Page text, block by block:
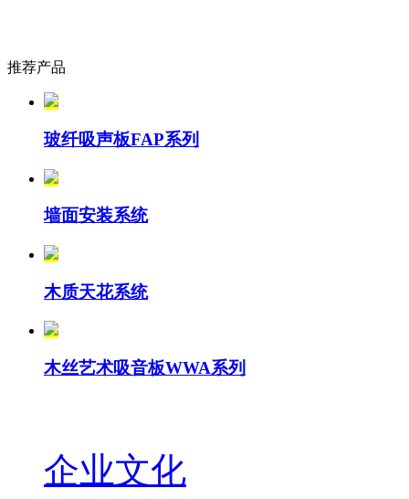
推荐产品
玻纤吸声板FAP系列
墙面安装系统
木质天花系统
木丝艺术吸音板WWA系列
企业文化